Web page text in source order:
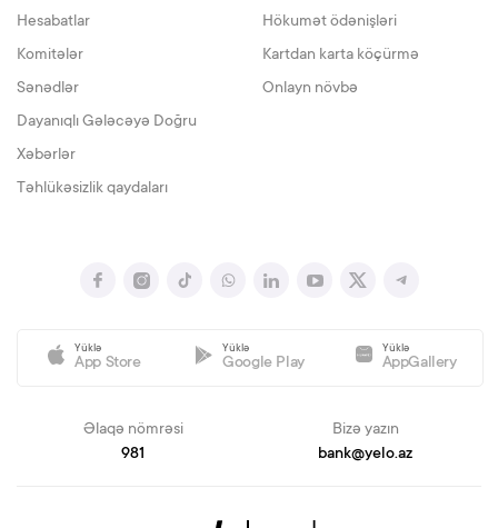
Hesabatlar
Komitələr
Sənədlər
Dayanıqlı Gələcəyə Doğru
Xəbərlər
Təhlükəsizlik qaydaları
Hökumət ödənişləri
Kartdan karta köçürmə
Onlayn növbə
Yüklə
App Store
Yüklə
Google Play
Yüklə
AppGallery
Əlaqə nömrəsi
981
Bizə yazın
bank@yelo.az